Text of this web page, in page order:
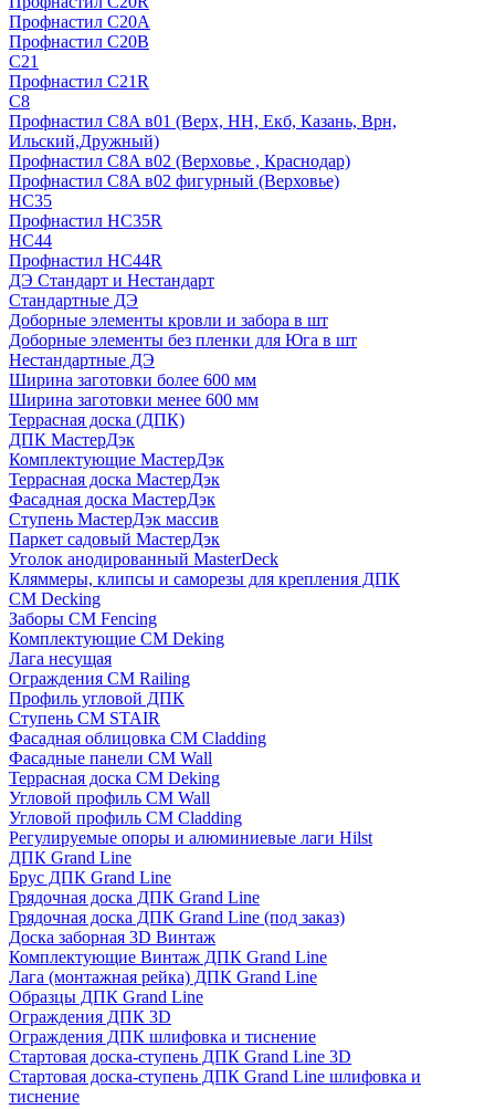
Профнастил С20А
Профнастил С20В
C21
Профнастил С21R
C8
Профнастил С8A в01 (Верх, НН, Екб, Казань, Врн,
Ильский,Дружный)
Профнастил С8A в02 (Верховье , Краснодар)
Профнастил С8A в02 фигурный (Верховье)
HС35
Профнастил HC35R
НС44
Профнастил НС44R
ДЭ Стандарт и Нестандарт
Стандартные ДЭ
Доборные элементы кровли и забора в шт
Доборные элементы без пленки для Юга в шт
Нестандартные ДЭ
Ширина заготовки более 600 мм
Ширина заготовки менее 600 мм
Террасная доска (ДПК)
ДПК МастерДэк
Комплектующие МастерДэк
Террасная доска МастерДэк
Фасадная доска МастерДэк
Ступень МастерДэк массив
Паркет садовый МастерДэк
Уголок анодированный MasterDeck
Кляммеры, клипсы и саморезы для крепления ДПК
CM Decking
Заборы CM Fencing
Комплектующие CM Deking
Лага несущая
Ограждения CM Railing
Профиль угловой ДПК
Ступень CM STAIR
Фасадная облицовка CM Cladding
Фасадные панели CM Wall
Террасная доска CM Deking
Угловой профиль CM Wall
Угловой профиль CM Cladding
Регулируемые опоры и алюминиевые лаги Hilst
ДПК Grand Line
Брус ДПК Grand Line
Грядочная доска ДПК Grand Line
Грядочная доска ДПК Grand Line (под заказ)
Доска заборная 3D Винтаж
Комплектующие Винтаж ДПК Grand Line
Лага (монтажная рейка) ДПК Grand Line
Образцы ДПК Grand Line
Ограждения ДПК 3D
Ограждения ДПК шлифовка и тиснение
Стартовая доска-ступень ДПК Grand Line 3D
Стартовая доска-ступень ДПК Grand Line шлифовка и
тиснение